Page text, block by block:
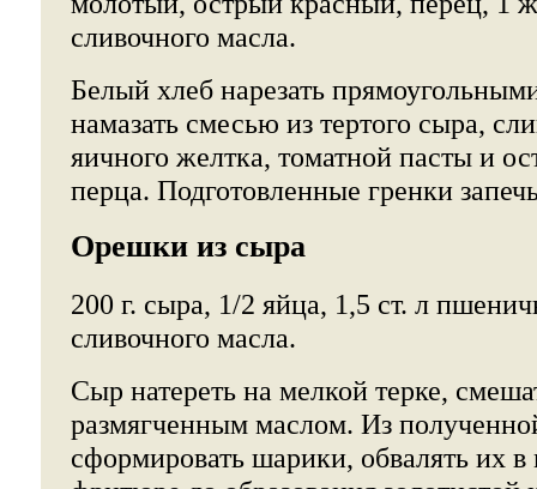
сливочного масла.
Белый хлеб нарезать
намазать смесью из тертого сыра,
яичного желтка, томатной пасты и
перца. Подготовленные гренки
Орешки из сыра
200 г. сыра, 1/2 яйца, 1,5 ст. л
сливочного масла.
Сыр натереть на мелкой терке,
размягченным маслом. Из
сформировать шарики, обвалять их